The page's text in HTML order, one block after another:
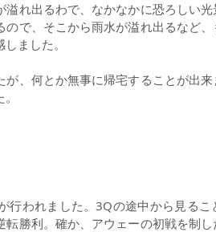
れ出るわで、なかなかに恐ろしい
で、そこから雨水が溢れ出るなど
ました。
が、何とか無事に帰宅することが出
行われました。3Qの途中から見る
勝利。確か、アウェーの初戦を制